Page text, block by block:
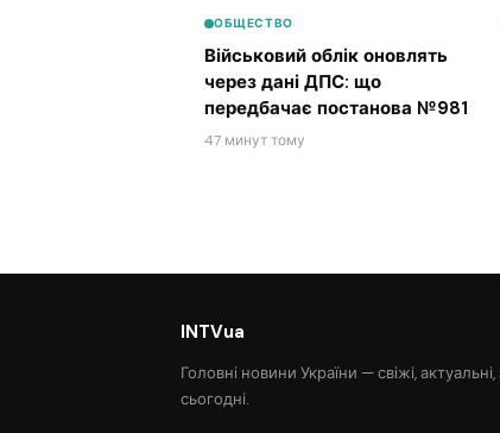
ОБЩЕСТВО
Військовий облік оновлять
через дані ДПС: що
передбачає постанова №981
47 минут тому
INTVua
Головні новини України — свіжі, актуальні,
сьогодні.